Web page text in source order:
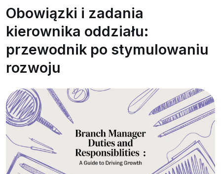
Obowiązki i zadania
kierownika oddziału:
przewodnik po stymulowaniu
rozwoju